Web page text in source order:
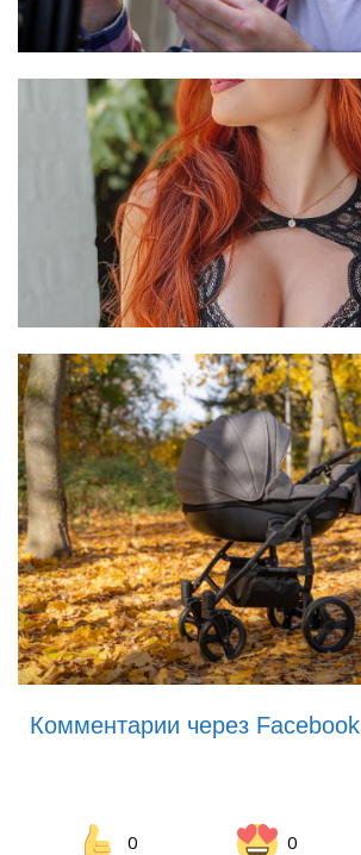
Комментарии через Facebook
0 0